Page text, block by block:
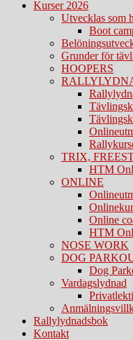
Kurser 2026
Utvecklas som
Boot
Grunder för
HOOPERS
TRIX,
HTM
ONLINE
Online
HTM
NOSE WORK
DOG
Dog
Vardagslydnad
Rallylydnadsbok
Kontakt